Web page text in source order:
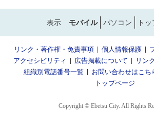
表示 モバイル パソコン ト
リンク・著作権・免責事項 個人情報保護
アクセシビリティ
広告掲載について リン
組織別電話番号一覧
お問い合わせはこち
トップページ
Copyright © Ebetsu City. All Rights